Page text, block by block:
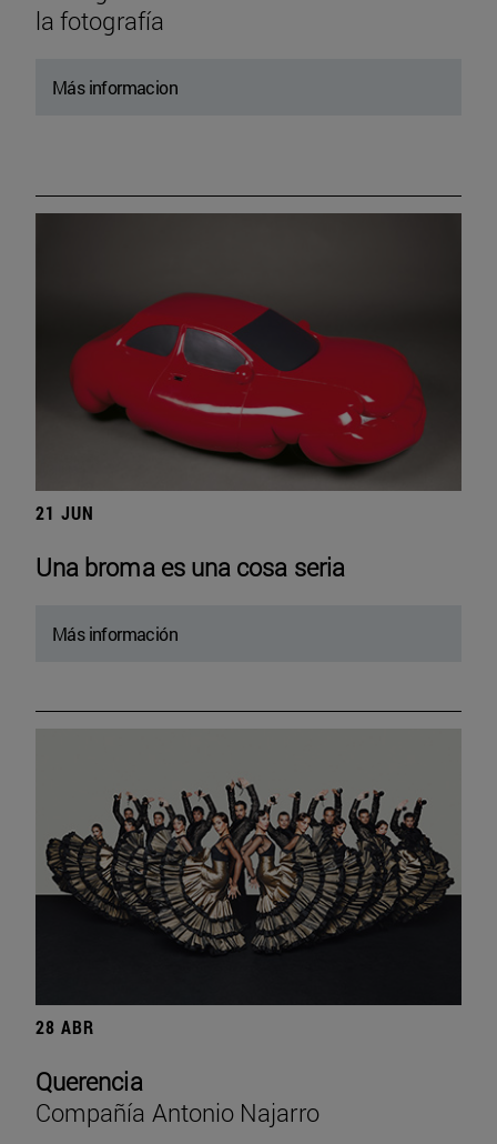
la fotografía
Más informacion
21 JUN
Una broma es una cosa seria
Más información
28 ABR
Querencia
Compañía Antonio Najarro